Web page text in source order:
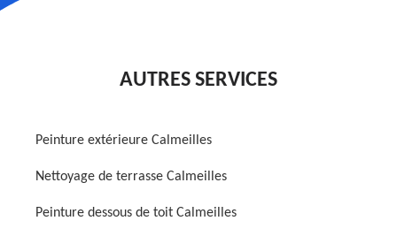
AUTRES SERVICES
Peinture extérieure Calmeilles
Nettoyage de terrasse Calmeilles
Peinture dessous de toit Calmeilles